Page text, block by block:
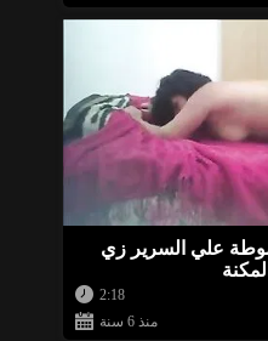
BellaWow
BellaWow
علي السرير زي
المكنة
2:18
منذ 6 سنة